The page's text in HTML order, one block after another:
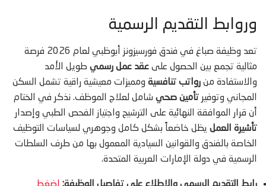
وروابط التقديم الرسمية
تعد وظيفة صباغ في فندق فورسيزونز أبوظبي لعام 2026 فرصة
مثالية تجمع بين الحصول على عقد عمل رسمي طويل الأمد
والاستفادة من رواتب تنافسية ومميزات معيشية راقية تشمل السكن
المجاني وتوفير تأمين صحي شامل لعلاج الموظف. نذكر في الختام
أن قرار الموافقة النهائية على الترشيح واجتياز الفحص الطبي وإصدار
تأشيرة العمل يظل خاضعاً بشكل كامل وجوهري لسياسات التوظيف
الخاصة بالفندق والقوانين السيادية المعمول بها من طرف السلطات
الرسمية في دولة الإمارات العربية المتحدة.
رابط التقديم الرسمي والاطلاع على تفاصيل الوظيفة: اضغط